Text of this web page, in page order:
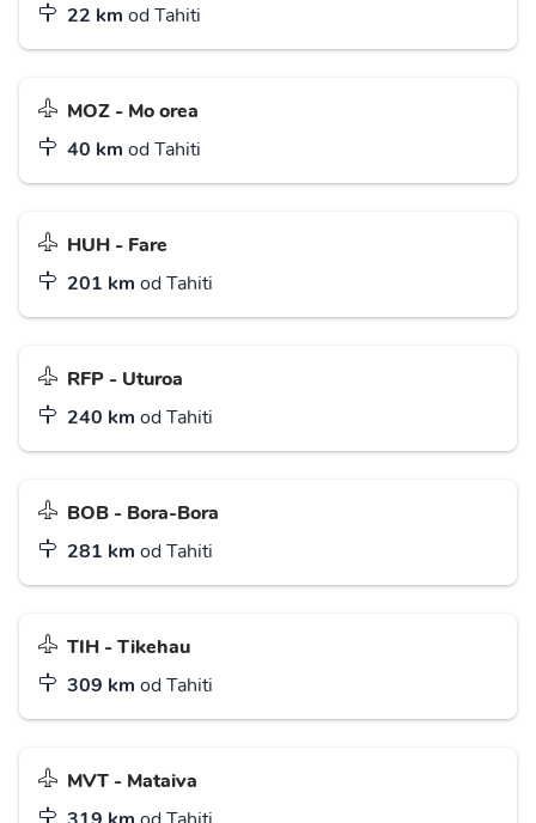
22 km od Tahiti
MOZ - Mo orea
40 km od Tahiti
HUH - Fare
201 km od Tahiti
RFP - Uturoa
240 km od Tahiti
BOB - Bora-Bora
281 km od Tahiti
TIH - Tikehau
309 km od Tahiti
MVT - Mataiva